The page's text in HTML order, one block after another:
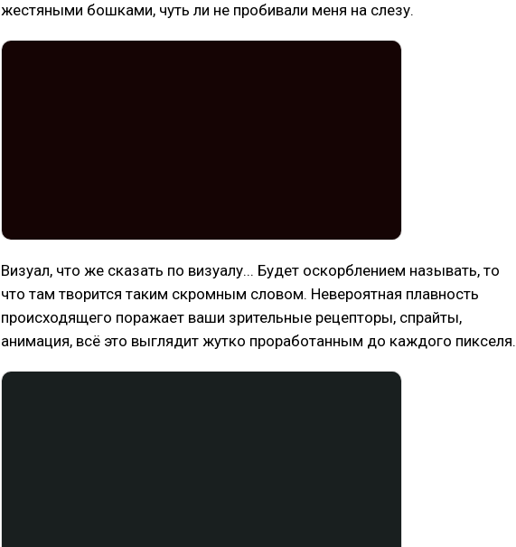
жестяными бошками, чуть ли не пробивали меня на слезу.
Визуал, что же сказать по визуалу... Будет оскорблением называть, то
что там творится таким скромным словом. Невероятная плавность
происходящего поражает ваши зрительные рецепторы, спрайты,
анимация, всё это выглядит жутко проработанным до каждого пикселя.